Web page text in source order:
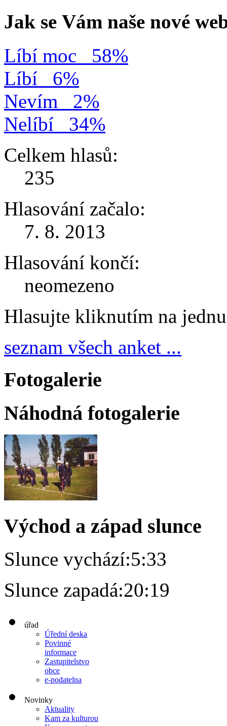
Jak se Vám naše nové
Líbí moc
58%
Líbí
6%
Nevím
2%
Nelíbí
34%
Celkem hlasů:
235
Hlasování začalo:
7. 8. 2013
Hlasování končí:
neomezeno
Hlasujte kliknutím na
seznam všech anket ...
Fotogalerie
Náhodná fotogalerie
Východ a západ slunce
Slunce vychází:5:33
Slunce zapadá:20:19
úřad
Úřední deska
Povinné
informace
Zastupitelstvo
obce
e-podatelna
Novinky
Aktuality
Kam za kulturou